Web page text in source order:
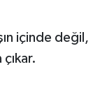
içinde değil,